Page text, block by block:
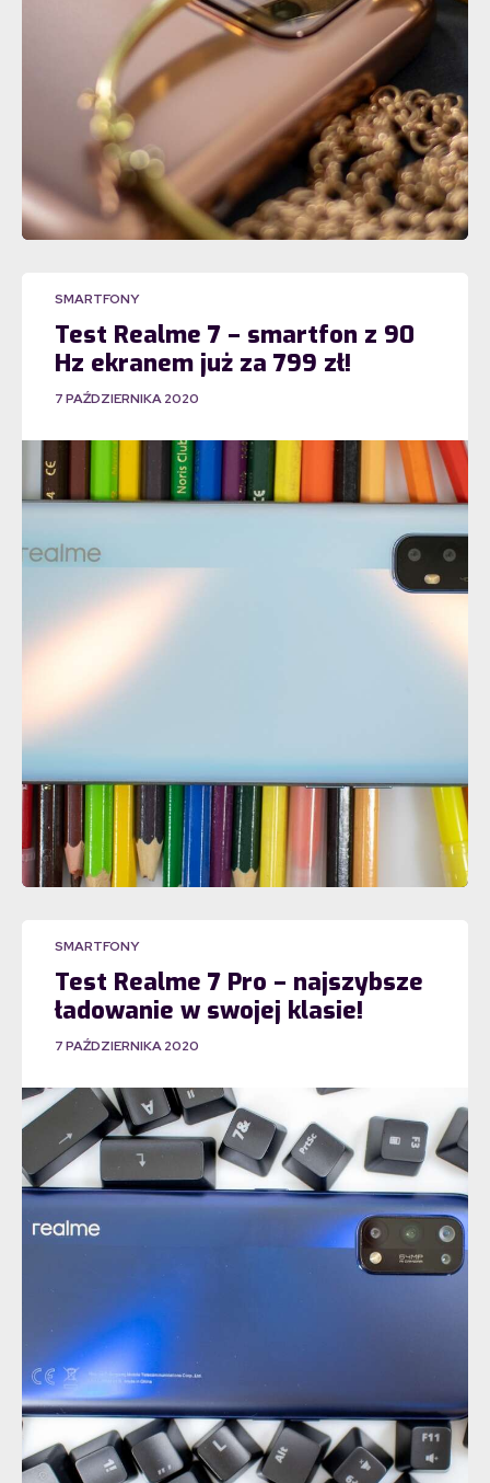
SMARTFONY
Test Realme 7 – smartfon z 90
Hz ekranem już za 799 zł!
7 PAŹDZIERNIKA 2020
SMARTFONY
Test Realme 7 Pro – najszybsze
ładowanie w swojej klasie!
7 PAŹDZIERNIKA 2020